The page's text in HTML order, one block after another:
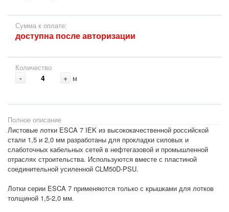
Сумма к оплате:
доступна после авторизации
Количество
- + м
Полное описание
Листовые лотки ESCA 7 IEK из высококачественной российской
стали 1,5 и 2,0 мм разработаны для прокладки силовых и
слаботочных кабельных сетей в нефтегазовой и промышленной
отраслях строительства. Используются вместе с пластиной
соединительной усиленной CLM50D-PSU.
Лотки серии ESCA 7 применяются только с крышками для лотков
толщиной 1,5-2,0 мм.